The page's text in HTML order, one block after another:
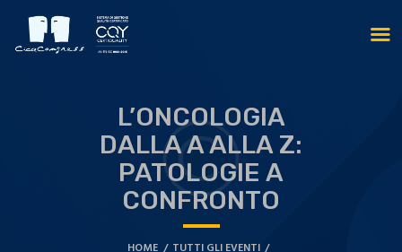
L’ONCOLOGIA
DALLA A ALLA Z:
PATOLOGIE A
CONFRONTO